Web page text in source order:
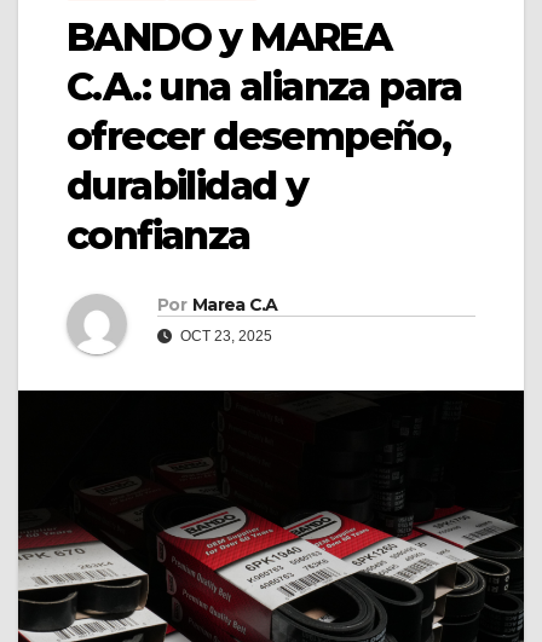
BANDO y MAREA
C.A.: una alianza para
ofrecer desempeño,
durabilidad y
confianza
Por Marea C.A
OCT 23, 2025